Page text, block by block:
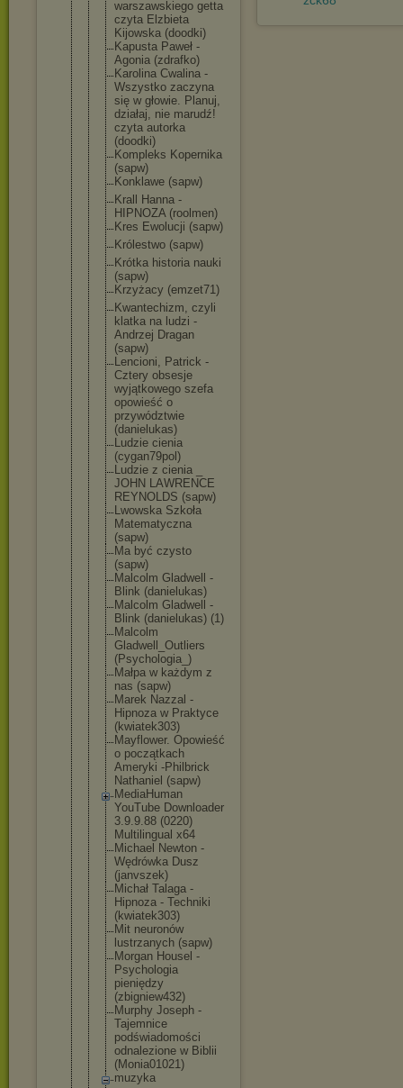
warszawskiego getta
czyta Elzbieta
Kijowska (doodki)
Kapusta Paweł -
Agonia (zdrafko)
Karolina Cwalina -
Wszystko zaczyna
się w głowie. Planuj,
działaj, nie marudź!
czyta autorka
(doodki)
Kompleks Kopernika
(sapw)
Konklawe (sapw)
Krall Hanna -
HIPNOZA (roolmen)
Kres Ewolucji (sapw)
Królestwo (sapw)
Krótka historia nauki
(sapw)
Krzyżacy (emzet71)
Kwantechizm, czyli
klatka na ludzi -
Andrzej Dragan
(sapw)
Lencioni, Patrick -
Cztery obsesje
wyjątkowego szefa
opowieść o
przywództwie
(danielukas)
Ludzie cienia
(cygan79pol )
Ludzie z cienia _
JOHN LAWRENCE
REYNOLDS (sapw)
Lwowska Szkoła
Matematyczna
(sapw)
Ma być czysto
(sapw)
Malcolm Gladwell -
Blink (danielukas)
Malcolm Gladwell -
Blink (danielukas) (1)
Malcolm
Gladwell_Outliers
(Psychologia_)
Małpa w każdym z
nas (sapw)
Marek Nazzal -
Hipnoza w Praktyce
(kwiatek303)
Mayflower. Opowieść
o początkach
Ameryki -Philbrick
Nathaniel (sapw)
MediaHuman
YouTube Downloader
3.9.9.88 (0220)
Multilingua l x64
Michael Newton -
Wędrówka Dusz
(janvszek)
Michał Talaga -
Hipnoza - Techniki
(kwiatek303)
Mit neuronów
lustrzanych (sapw)
Morgan Housel -
Psychologia
pieniędzy
(zbigniew432)
Murphy Joseph -
Tajemnice
podświadomości
odnalezione w Biblii
(Monia01021)
muzyka